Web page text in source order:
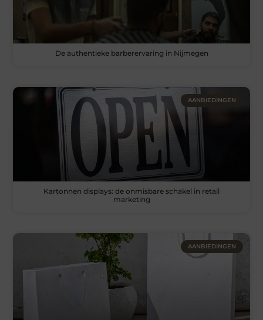
De authentieke barberervaring in Nijmegen
AANBIEDINGEN
Kartonnen displays: de onmisbare schakel in retail
marketing
AANBIEDINGEN